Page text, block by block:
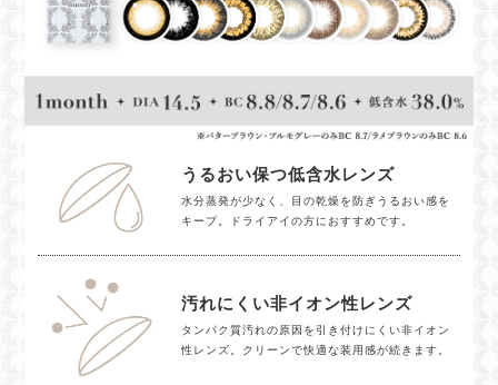
うるおい保つ低含水レンズ
水分蒸発が少なく、目の乾燥を防ぎうるおい感を
キープ。ドライアイの方におすすめです。
汚れにくい非イオン性レンズ
タンパク質汚れの原因を引き付けにくい非イオン
性レンズ。クリーンで快適な装用感が続きます。